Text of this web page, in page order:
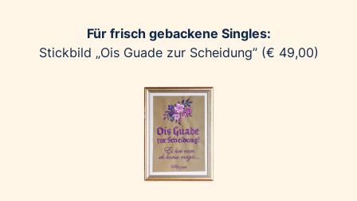
Muse Electronics
öbv – Österreichischer Bundesverlag
Für frisch gebackene Singles:
Stickbild „Ois Guade zur Scheidung” (€ 49,00)